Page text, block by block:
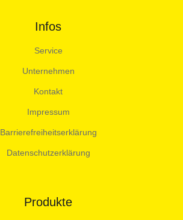
Infos
Service
Unternehmen
Kontakt
Impressum
Barrierefreiheitserklärung
Datenschutzerklärung
Produkte